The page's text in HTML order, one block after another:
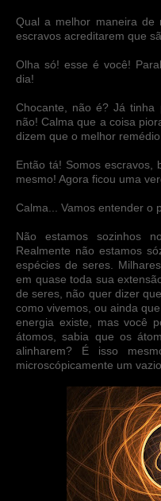
Qual a melhor maneira de
escravos acreditarem que
Olha só! esse é você!
dia!
Chocante, não é? Já tinha
não! Calma que a coisa
dizem que o melhor
Então tá! Somos escravos,
mesmo! Agora ficou uma
Calma... Vamos entender o
Não estamos sozinhos
Realmente não estamos
espécies de seres.
em quase toda sua
de seres, não quer dizer
como vivemos, ou ainda
energia existe, mas você
átomos, sabia que os
alinharem? É isso
microscópicamente um